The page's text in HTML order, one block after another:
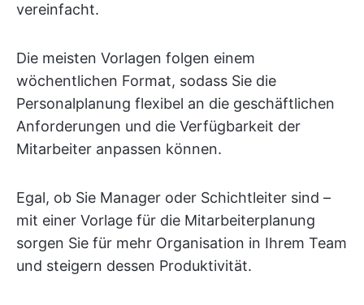
vereinfacht.
Die meisten Vorlagen folgen einem
wöchentlichen Format, sodass Sie die
Personalplanung flexibel an die geschäftlichen
Anforderungen und die Verfügbarkeit der
Mitarbeiter anpassen können.
Egal, ob Sie Manager oder Schichtleiter sind –
mit einer Vorlage für die Mitarbeiterplanung
sorgen Sie für mehr Organisation in Ihrem Team
und steigern dessen Produktivität.